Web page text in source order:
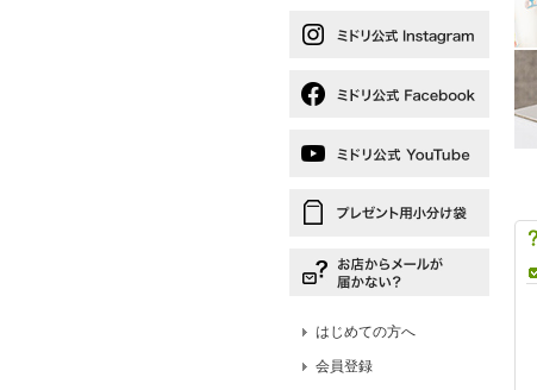
はじめての方へ
会員登録